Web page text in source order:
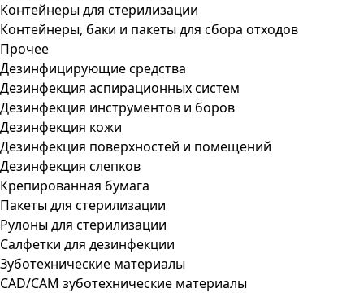
Контейнеры для стерилизации
Контейнеры, баки и пакеты для сбора отходов
Прочее
Дезинфицирующие средства
Дезинфекция аспирационных систем
Дезинфекция инструментов и боров
Дезинфекция кожи
Дезинфекция поверхностей и помещений
Дезинфекция слепков
Крепированная бумага
Пакеты для стерилизации
Рулоны для стерилизации
Салфетки для дезинфекции
Зуботехнические материалы
CAD/CAM зуботехнические материалы